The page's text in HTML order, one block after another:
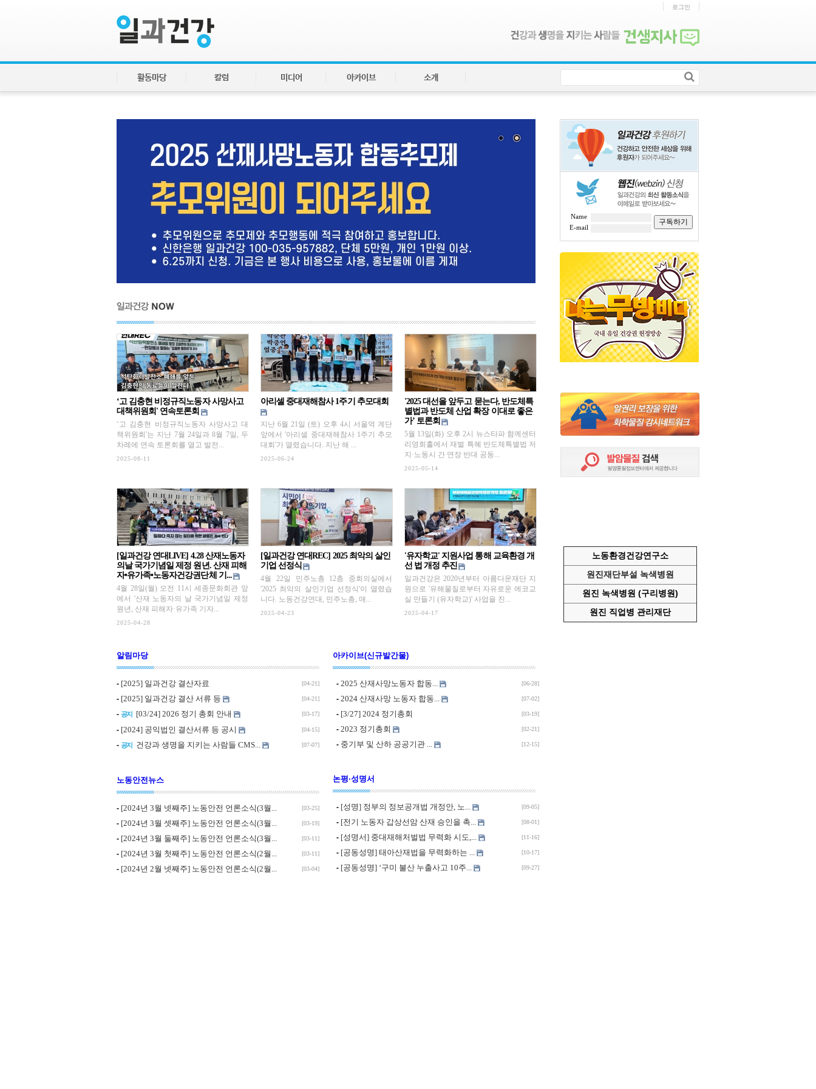
로그인
활동마당 칼럼 미디어 아카이브 소개
Name
구독하기
E-mail
노동환경건강연구소
원진재단부설 녹색병원
원진 녹색병원 (구리병원)
원진 직업병 관리재단
‘고 김충현 비정규직노동자 사망사고
대책위원회' 연속토론회
‘고 김충현 비정규직노동자 사망사고 대
책위원회'는 지난 7월 24일과 8월 7일, 두
차례에 연속 토론회를 열고 발전...
2025-08-11
아리셀 중대재해참사 1주기 추모대회
지난 6월 21일 (토) 오후 4시 서울역 계단
앞에서 '아리셀 중대재해참사 1주기 추모
대회'가 열렸습니다. 지난 해 ...
2025-06-24
'2025 대선을 앞두고 묻는다, 반도체특
별법과 반도체 산업 확장 이대로 좋은
가’ 토론회
5월 13일(화) 오후 2시 뉴스타파 함께센터
리영희홀에서 재벌 특혜 반도체특별법 저
지·노동시 간 연장 반대 공동...
2025-05-14
[일과건강 연대LIVE] 4.28 산재노동자
의날 국가기념일 제정 원년. 산재 피해
자•유가족•노동자건강권단체 기...
4월 28일(월) 오전 11시 세종문화회관 앞
에서 '산재 노동자의 날 국가기념일 제정
원년, 산재 피해자·유가족 기자...
2025-04-28
[일과건강 연대REC] 2025 최악의 살인
기업 선정식
4월 22일 민주노총 12층 중회의실에서
'2025 최악의 살인기업 선정식'이 열렸습
니다. 노동건강연대, 민주노총, 매...
2025-04-23
'유자학교' 지원사업 통해 교육환경 개
선 법 개정 추진
일과건강은 2020년부터 아름다운재단 지
원으로 '유해물질로부터 자유로운 에코교
실 만들기 (유자학교)' 사업을 진...
2025-04-17
아카이브(신규발간물)
알림마당
- [2025] 일과건강 결산자료 [04-21]
- [2025] 일과건강 결산 서류 등 [04-21]
- 공지 [03/24] 2026 정기 총회 안내 [03-17]
- [2024] 공익법인 결산서류 등 공시 [04-15]
- 공지 건강과 생명을 지키는 사람들 CMS... [07-07]
- 2025 산재사망노동자 합동... [06-28]
- 2024 산재사망 노동자 합동... [07-02]
- [3/27] 2024 정기총회 [03-19]
- 2023 정기총회 [02-21]
- 중기부 및 산하 공공기관 ... [12-15]
논평·성명서
노동안전뉴스
- [성명] 정부의 정보공개법 개정안, 노... [09-05]
- [전기 노동자 갑상선암 산재 승인을 촉... [08-01]
- [성명서] 중대재해처벌법 무력화 시도,... [11-16]
- [공동성명] 태아산재법을 무력화하는 ... [10-17]
- [공동성명] ‘구미 불산 누출사고 10주... [09-27]
- [2024년 3월 넷째주] 노동안전 언론소식(3월... [03-25]
- [2024년 3월 셋째주] 노동안전 언론소식(3월... [03-19]
- [2024년 3월 둘째주] 노동안전 언론소식(3월... [03-11]
- [2024년 3월 첫째주] 노동안전 언론소식(2월... [03-11]
- [2024년 2월 넷째주] 노동안전 언론소식(2월... [03-04]